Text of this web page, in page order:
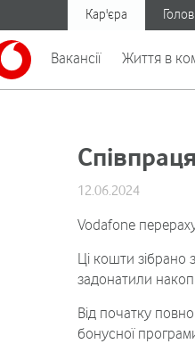
Кар'єра
Вакансії Життя в
12.06.2024
Vodafone
Ці кошти зібрано
задонатили
Від початку
бонусної